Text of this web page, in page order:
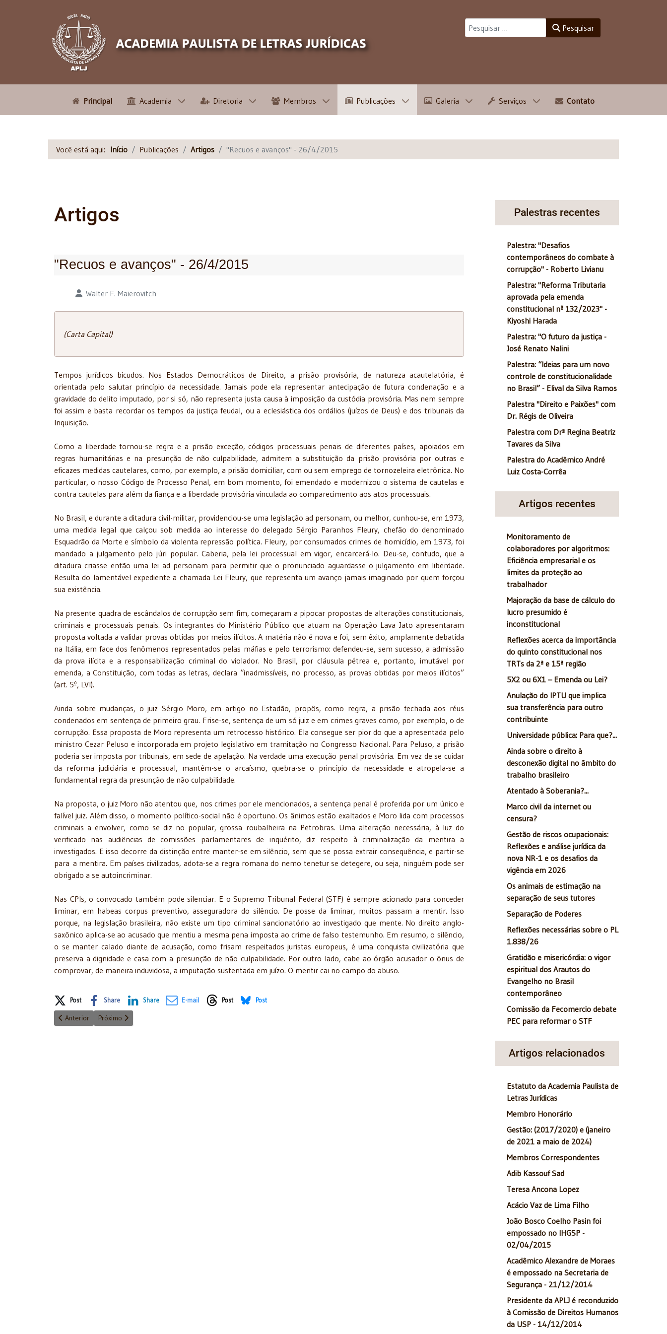
Pesquisar
Principal Academia Diretoria Membros Publicações Galeria Serviços Contato
Você está aqui: Início Publicações Artigos "Recuos e avanços" - 26/4/2015
Artigos
"Recuos e avanços" - 26/4/2015
Detalhes Walter F. Maierovitch
(Carta Capital)
Tempos jurídicos bicudos. Nos Estados Democráticos de Direito, a prisão provisória, de natureza acautelatória, é
orientada pelo salutar princípio da necessidade. Jamais pode ela representar antecipação de futura condenação e a
gravidade do delito imputado, por si só, não representa justa causa à imposição da custódia provisória. Mas nem sempre
foi assim e basta recordar os tempos da justiça feudal, ou a eclesiástica dos ordálios (juízos de Deus) e dos tribunais da
Inquisição.
Como a liberdade tornou-se regra e a prisão exceção, códigos processuais penais de diferentes países, apoiados em
regras humanitárias e na presunção de não culpabilidade, admitem a substituição da prisão provisória por outras e
eficazes medidas cautelares, como, por exemplo, a prisão domiciliar, com ou sem emprego de tornozeleira eletrônica. No
particular, o nosso Código de Processo Penal, em bom momento, foi emendado e modernizou o sistema de cautelas e
contra cautelas para além da fiança e a liberdade provisória vinculada ao comparecimento aos atos processuais.
No Brasil, e durante a ditadura civil-militar, providenciou-se uma legislação ad personam, ou melhor, cunhou-se, em 1973,
uma medida legal que calçou sob medida ao interesse do delegado Sérgio Paranhos Fleury, chefão do denominado
Esquadrão da Morte e símbolo da violenta repressão política. Fleury, por consumados crimes de homicídio, em 1973, foi
mandado a julgamento pelo júri popular. Caberia, pela lei processual em vigor, encarcerá-lo. Deu-se, contudo, que a
ditadura criasse então uma lei ad personam para permitir que o pronunciado aguardasse o julgamento em liberdade.
Resulta do lamentável expediente a chamada Lei Fleury, que representa um avanço jamais imaginado por quem forçou
sua existência.
Na presente quadra de escândalos de corrupção sem fim, começaram a pipocar propostas de alterações constitucionais,
criminais e processuais penais. Os integrantes do Ministério Público que atuam na Operação Lava Jato apresentaram
proposta voltada a validar provas obtidas por meios ilícitos. A matéria não é nova e foi, sem êxito, amplamente debatida
na Itália, em face dos fenômenos representados pelas máfias e pelo terrorismo: defendeu-se, sem sucesso, a admissão
da prova ilícita e a responsabilização criminal do violador. No Brasil, por cláusula pétrea e, portanto, imutável por
emenda, a Constituição, com todas as letras, declara “inadmissíveis, no processo, as provas obtidas por meios ilícitos”
(art. 5º, LVI).
Ainda sobre mudanças, o juiz Sérgio Moro, em artigo no Estadão, propôs, como regra, a prisão fechada aos réus
condenados em sentença de primeiro grau. Frise-se, sentença de um só juiz e em crimes graves como, por exemplo, o de
corrupção. Essa proposta de Moro representa um retrocesso histórico. Ela consegue ser pior do que a apresentada pelo
ministro Cezar Peluso e incorporada em projeto legislativo em tramitação no Congresso Nacional. Para Peluso, a prisão
poderia ser imposta por tribunais, em sede de apelação. Na verdade uma execução penal provisória. Em vez de se cuidar
da reforma judiciária e processual, mantém-se o arcaísmo, quebra-se o princípio da necessidade e atropela-se a
fundamental regra da presunção de não culpabilidade.
Na proposta, o juiz Moro não atentou que, nos crimes por ele mencionados, a sentença penal é proferida por um único e
falível juiz. Além disso, o momento político-social não é oportuno. Os ânimos estão exaltados e Moro lida com processos
criminais a envolver, como se diz no popular, grossa roubalheira na Petrobras. Uma alteração necessária, à luz do
verificado nas audiências de comissões parlamentares de inquérito, diz respeito à criminalização da mentira a
investigados. E isso decorre da distinção entre manter-se em silêncio, sem que se possa extrair consequência, e partir-se
para a mentira. Em países civilizados, adota-se a regra romana do nemo tenetur se detegere, ou seja, ninguém pode ser
obrigado a se autoincriminar.
Nas CPIs, o convocado também pode silenciar. E o Supremo Tribunal Federal (STF) é sempre acionado para conceder
liminar, em habeas corpus preventivo, asseguradora do silêncio. De posse da liminar, muitos passam a mentir. Isso
porque, na legislação brasileira, não existe um tipo criminal sancionatório ao investigado que mente. No direito anglo-
saxônico aplica-se ao acusado que mentiu a mesma pena imposta ao crime de falso testemunho. Em resumo, o silêncio,
o se manter calado diante de acusação, como frisam respeitados juristas europeus, é uma conquista civilizatória que
preserva a dignidade e casa com a presunção de não culpabilidade. Por outro lado, cabe ao órgão acusador o ônus de
comprovar, de maneira induvidosa, a imputação sustentada em juízo. O mentir cai no campo do abuso.
Share on Social Media
Post Share Share E-mail Post Post
Artigo anterior: "Uma interpretação conveniente" - 1/5/2015
Anterior Próximo artigo: "Os pilares da cidadania" - 21/4/2015
Próximo
Palestras recentes
Palestra: "Desafios
contemporâneos do combate à
corrupção" - Roberto Livianu
Palestra: "Reforma Tributaria
aprovada pela emenda
constitucional nº 132/2023" -
Kiyoshi Harada
Palestra: "O futuro da justiça -
José Renato Nalini
Palestra: “Ideias para um novo
controle de constitucionalidade
no Brasil” - Elival da Silva Ramos
Palestra "Direito e Paixões" com
Dr. Régis de Oliveira
Palestra com Drª Regina Beatriz
Tavares da Silva
Palestra do Acadêmico André
Luiz Costa-Corrêa
Artigos recentes
Monitoramento de
colaboradores por algoritmos:
Eficiência empresarial e os
limites da proteção ao
trabalhador
Majoração da base de cálculo do
lucro presumido é
inconstitucional
Reflexões acerca da importância
do quinto constitucional nos
TRTs da 2ª e 15ª região
5X2 ou 6X1 – Emenda ou Lei?
Anulação do IPTU que implica
sua transferência para outro
contribuinte
Universidade pública: Para que?...
Ainda sobre o direito à
desconexão digital no âmbito do
trabalho brasileiro
Atentado à Soberania?...
Marco civil da internet ou
censura?
Gestão de riscos ocupacionais:
Reflexões e análise jurídica da
nova NR-1 e os desafios da
vigência em 2026
Os animais de estimação na
separação de seus tutores
Separação de Poderes
Reflexões necessárias sobre o PL
1.838/26
Gratidão e misericórdia: o vigor
espiritual dos Arautos do
Evangelho no Brasil
contemporâneo
Comissão da Fecomercio debate
PEC para reformar o STF
Artigos relacionados
Estatuto da Academia Paulista de
Letras Jurídicas
Membro Honorário
Gestão: (2017/2020) e (janeiro
de 2021 a maio de 2024)
Membros Correspondentes
Adib Kassouf Sad
Teresa Ancona Lopez
Acácio Vaz de Lima Filho
João Bosco Coelho Pasin foi
empossado no IHGSP -
02/04/2015
Acadêmico Alexandre de Moraes
é empossado na Secretaria de
Segurança - 21/12/2014
Presidente da APLJ é reconduzido
à Comissão de Direitos Humanos
da USP - 14/12/2014